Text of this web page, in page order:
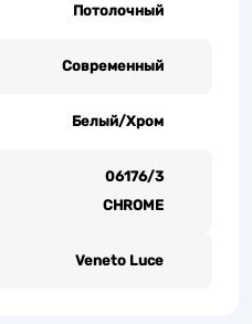
Потолочный
Современный
Белый/Хром
06176/3
CHROME
Veneto Luce